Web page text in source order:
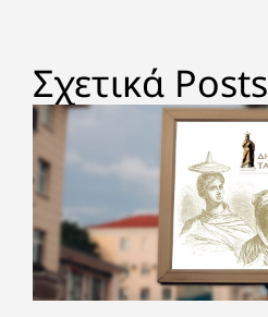
Σχετικά Posts